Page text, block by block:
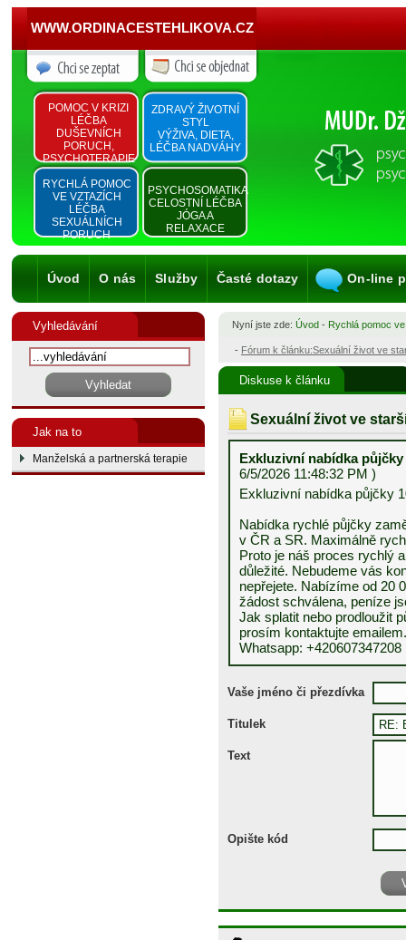
WWW.ORDINACESTEHLIKOVA.CZ
POMOC V KRIZI
LÉČBA
DUŠEVNÍCH
PORUCH,
PSYCHOTERAPIE
ZDRAVÝ ŽIVOTNÍ
STYL
VÝŽIVA, DIETA,
LÉČBA NADVÁHY
RYCHLÁ POMOC
VE VZTAZÍCH
LÉČBA
SEXUÁLNÍCH
PORUCH
PSYCHOSOMATIKA
CELOSTNÍ LÉČBA
JÓGA A
RELAXACE
Úvod O nás Služby Časté dotazy On-line
Vyhledávání
Jak na to
Manželská a partnerská terapie
Nyní jste zde: Úvod - Rychlá pomoc
- Fórum k článku:Sexuální život ve
Diskuse k článku
Sexuální život ve
Exkluzivní nabídka
6/5/2026 11:48:32 PM )
Exkluzivní nabídka půjčky
Nabídka rychlé půjčky
v ČR a SR. Maximálně
Proto je náš proces rychlý
důležité. Nebudeme vás
nepřejete. Nabízíme od 20
žádost schválena, peníze
Jak splatit nebo prodloužit
prosím kontaktujte
Whatsapp: +420607347208
Vaše jméno či přezdívka
Titulek
Text
Opište kód